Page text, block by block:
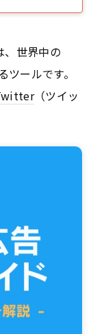
、世界中の
ールです。
（ツイッ